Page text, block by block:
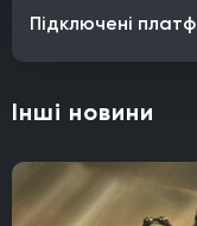
Підключені
Інші новини